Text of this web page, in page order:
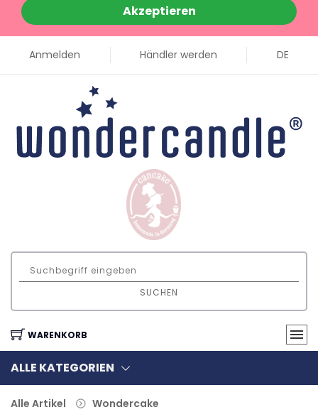
Akzeptieren
Anmelden Händler werden DE
SUCHEN
WARENKORB
ALLE KATEGORIEN
Alle Artikel
Wondercake